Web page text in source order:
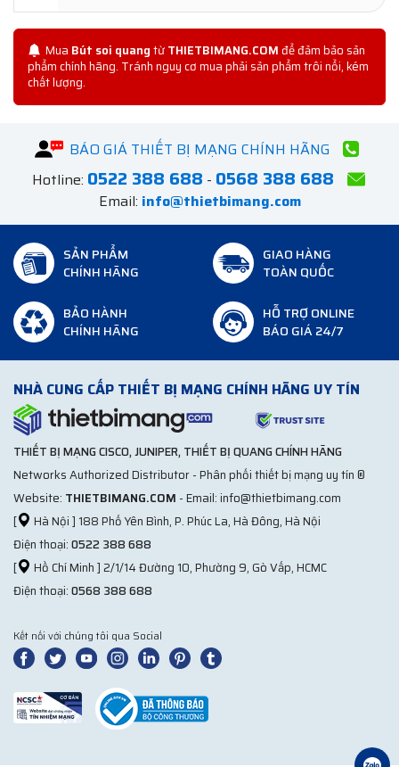
Mua Bút soi quangtừTHIETBIMANG.COMđể đảm bảo sản
phẩm chính hãng. Tránh nguy cơ mua phải sản phẩm trôi nổi, kém
chất lượng.
BÁO GIÁ THIẾT BỊ MẠNG CHÍNH HÃNG
Hotline: 0522 388 688 - 0568 388 688
Email: info@thietbimang.com
SẢN PHẨM
CHÍNH HÃNG
GIAO HÀNG
TOÀN QUỐC
BẢO HÀNH
CHÍNH HÃNG
HỖ TRỢ ONLINE
BÁO GIÁ 24/7
NHÀ CUNG CẤP THIẾT BỊ MẠNG CHÍNH HÃNG UY TÍN
THIẾT BỊ MẠNG CISCO, JUNIPER, THIẾT BỊ QUANG CHÍNH HÃNG
Networks Authorized Distributor - Phân phối thiết bị mạng uy tín ®
Website: THIETBIMANG.COM - Email: info@thietbimang.com
[
Hà Nội ] 188 Phố Yên Bình, P. Phúc La, Hà Đông, Hà Nội
Điện thoại:0522 388 688
[
Hồ Chí Minh ] 2/1/14 Đường 10, Phường 9, Gò Vấp, HCMC
Điện thoại:0568 388 688
Kết nối với chúng tôi qua Social